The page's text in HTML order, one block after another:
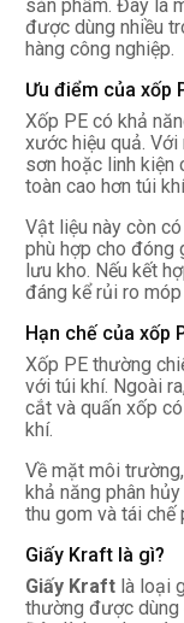
sản phẩm. Đây là
được dùng nhiều
hàng công nghiệp.
Ưu điểm của xốp
Xốp PE có khả
xước hiệu quả.
sơn hoặc linh kiện
toàn cao hơn túi
Vật liệu này còn
phù hợp cho đóng
lưu kho. Nếu kết
đáng kể rủi ro
Hạn chế của xốp
Xốp PE thường
với túi khí. Ngoài
cắt và quấn xốp
khí.
Về mặt môi
khả năng phân
thu gom và tái chế
Giấy Kraft là gì?
Giấy Kraft là loại
thường được dùng